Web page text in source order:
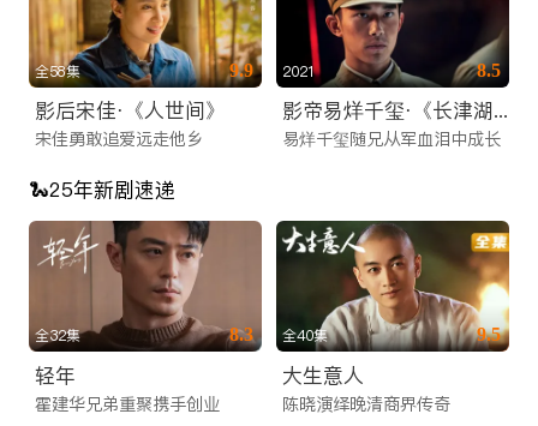
除了影视剧，我们还引进了国内各大卫视和视频平台的S级综艺
节目。热门的真人秀、音乐竞演、脱口秀等节目零时差上线，让
您紧跟国内流行话题。同时，专门为海外华裔儿童打造的少儿动
画板块，精选优质国漫，寓教于乐，帮助孩子学习中文，传承中
零时差连接：高清稳定的华人直播服务
除了点播内容，iTalkBB TV 的另一大核心特色是提供极其稳定
的海外网络电视直播服务。我们深知直播信号对海外用户的重要
性，因此投入巨资优化传输线路。
央视/卫视全覆盖：支持CCTV-1、CCTV-4等央视核心频道，
以及湖南卫视、浙江卫视、东方卫视等一线地方卫视。
全58集 9.9
影后宋佳·《人世间》
宋佳勇敢追爱远走他乡
2021 8.5
影帝易烊千玺·《长津湖》
易烊千玺随兄从军血泪中成长
🐍25年新剧速递
全32集 8.3
轻年
霍建华兄弟重聚携手创业
全40集 9.5
大生意人
陈晓演绎晚清商界传奇